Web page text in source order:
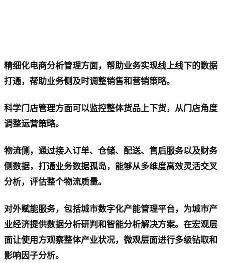
精细化电商分析管理方面，帮助业务实现线上线下的数据
打通，帮助业务侧及时调整销售和营销策略。
科学门店管理方面可以监控整体货品上下货，从门店角度
调整运营策略。
物流侧，通过接入订单、仓储、配送、售后服务以及财务
侧数据，打通业务数据孤岛，能够从多维度高效灵活交叉
分析，评估整个物流质量。
对外赋能服务，包括城市数字化产能管理平台，为城市产
业经济提供数据分析研判和智能分析解决方案。在宏观层
面让使用方观察整体产业状况，微观层面进行多级钻取和
影响因子分析。